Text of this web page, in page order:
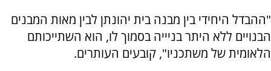
"ההבדל היחידי בין מבנה בית יהונתן לבין מאות המבנים
הבנויים ללא היתר בניייה בסמוך לו, הוא השתייכותם
הלאומית של משתכניו", קובעים העותרים.